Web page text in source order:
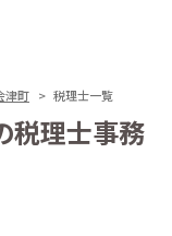
津町 税理士一覧
税理士事務